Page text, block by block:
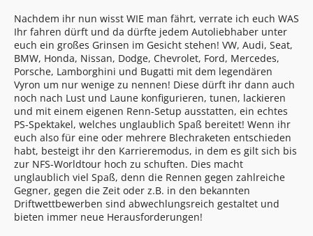
Nachdem ihr nun wisst WIE man fährt, verrate ich euch WAS
Ihr fahren dürft und da dürfte jedem Autoliebhaber unter
euch ein großes Grinsen im Gesicht stehen! VW, Audi, Seat,
BMW, Honda, Nissan, Dodge, Chevrolet, Ford, Mercedes,
Porsche, Lamborghini und Bugatti mit dem legendären
Vyron um nur wenige zu nennen! Diese dürft ihr dann auch
noch nach Lust und Laune konfigurieren, tunen, lackieren
und mit einem eigenen Renn-Setup ausstatten, ein echtes
PS-Spektakel, welches unglaublich Spaß bereitet! Wenn ihr
euch also für eine oder mehrere Blechraketen entschieden
habt, besteigt ihr den Karrieremodus, in dem es gilt sich bis
zur NFS-Worldtour hoch zu schuften. Dies macht
unglaublich viel Spaß, denn die Rennen gegen zahlreiche
Gegner, gegen die Zeit oder z.B. in den bekannten
Driftwettbewerben sind abwechlungsreich gestaltet und
bieten immer neue Herausforderungen!